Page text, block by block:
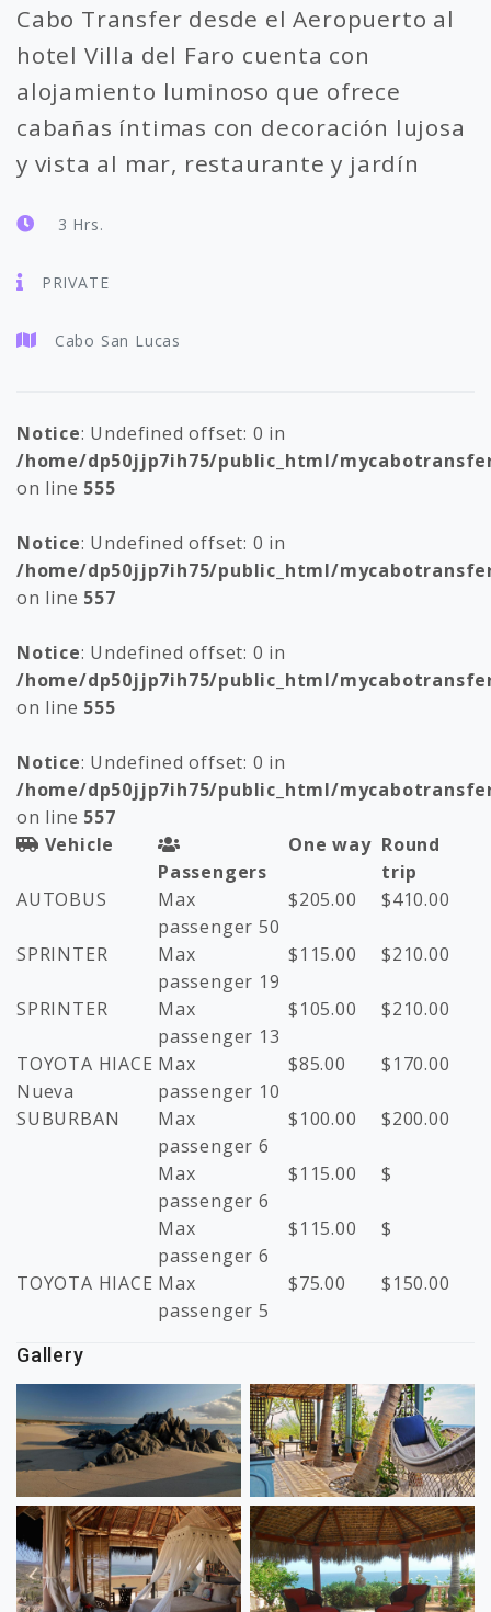
Cabo Transfer desde el Aeropuerto al
hotel Villa del Faro cuenta con
alojamiento luminoso que ofrece
cabañas íntimas con decoración lujosa
y vista al mar, restaurante y jardín
3 Hrs.
PRIVATE
Cabo San Lucas
Notice: Undefined offset: 0 in
/home/dp50jjp7ih75/public_html/
on line 555
Notice: Undefined offset: 0 in
/home/dp50jjp7ih75/public_html/
on line 557
Notice: Undefined offset: 0 in
/home/dp50jjp7ih75/public_html/
on line 555
Notice: Undefined offset: 0 in
/home/dp50jjp7ih75/public_html/
on line 557
Vehicle
Passengers
One way Round
trip
AUTOBUS
Max
passenger 50
$205.00 $410.00
SPRINTER
Max
passenger 19
$115.00 $210.00
SPRINTER
Max
passenger 13
$105.00 $210.00
TOYOTA HIACE
Nueva
Max
passenger 10
$85.00 $170.00
SUBURBAN
Max
passenger 6
$100.00 $200.00
Max
passenger 6
$115.00 $
Max
passenger 6
$115.00 $
TOYOTA HIACE Max
passenger 5
$75.00 $150.00
Gallery